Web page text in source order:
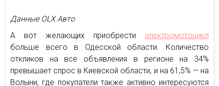
Данные OLX Авто
А вот желающих приобрести электромотоцикл
больше всего в Одесской области. Количество
откликов на все объявления в регионе на 34%
превышает спрос в Киевской области, и на 61,5% — на
Волыни, где покупатели также активно интересуются